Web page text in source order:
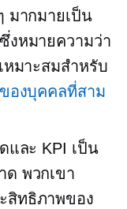
มากมายเป็น
งหมายความว่า
หมาะสมสำหรับ
ของบุคคลที่สาม
และ KPI เป็น
ด พวกเขา
สิทธิภาพของ